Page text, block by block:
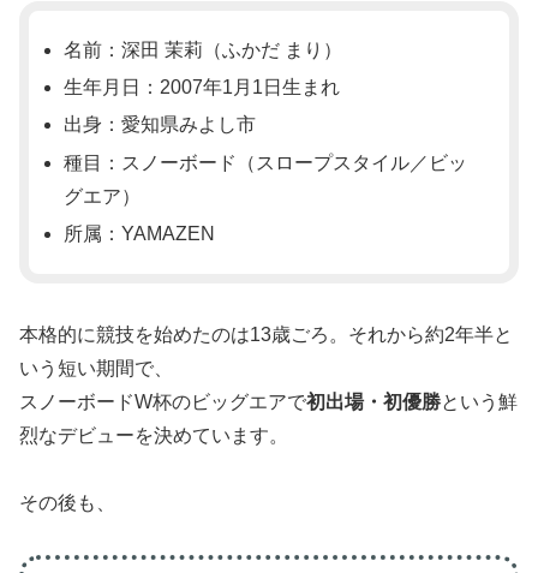
名前：深田 茉莉（ふかだ まり）
生年月日：2007年1月1日生まれ
出身：愛知県みよし市
種目：スノーボード（スロープスタイル／ビッ
グエア）
所属：YAMAZEN
本格的に競技を始めたのは13歳ごろ。それから約2年半と
いう短い期間で、
スノーボードW杯のビッグエアで初出場・初優勝という鮮
烈なデビューを決めています。
その後も、